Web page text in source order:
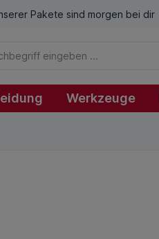
Pakete sind morgen bei dir
Werkzeuge